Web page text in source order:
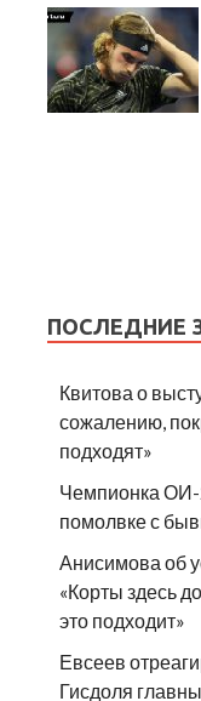
ПОСЛЕДНИЕ
Квитова о
сожалению,
подходят»
Чемпионка ОИ-
помолвке с
Анисимова об
«Корты здесь
это подходит»
Евсеев
Гисдоля